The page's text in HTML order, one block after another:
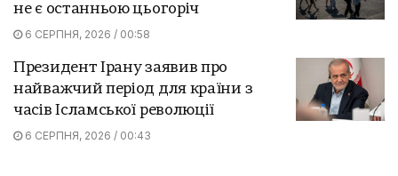
не є останньою цьогоріч
6 СЕРПНЯ, 2026 / 00:58
Президент Ірану заявив про
найважчий період для країни з
часів Ісламської революції
6 СЕРПНЯ, 2026 / 00:43